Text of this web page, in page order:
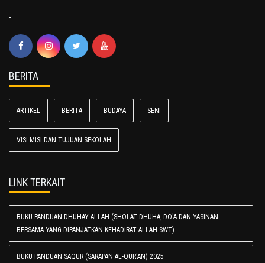
-
BERITA
ARTIKEL BERITA BUDAYA SENI
VISI MISI DAN TUJUAN SEKOLAH
LINK TERKAIT
BUKU PANDUAN DHUHAY ALLAH (SHOLAT DHUHA, DO'A DAN YASINAN
BERSAMA YANG DIPANJATKAN KEHADIRAT ALLAH SWT)
BUKU PANDUAN SAQUR (SARAPAN AL-QUR'AN) 2025